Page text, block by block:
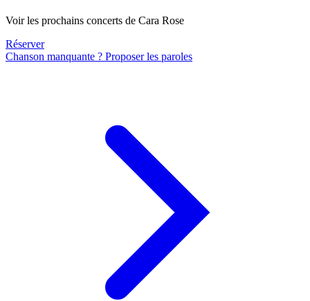
Voir les prochains concerts de Cara Rose
Réserver
Chanson manquante ? Proposer les paroles